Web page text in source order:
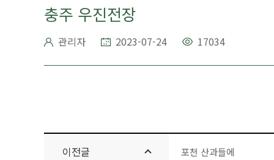
충주 우진전장
관리자 2023-07-24 17034
이전글 포천 산과들에